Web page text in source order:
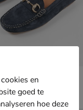
& loafers - blauw
voor € 48,99
,99
en
goed te
hoe deze